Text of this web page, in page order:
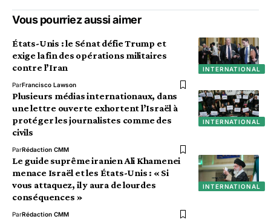
Vous pourriez aussi aimer
INTERNATIONAL
États-Unis : le Sénat défie Trump et
exige la fin des opérations militaires
contre l’Iran
ParFrancisco Lawson
INTERNATIONAL
Plusieurs médias internationaux, dans
une lettre ouverte exhortent l’Israël à
protéger les journalistes comme des
civils
ParRédaction CMM
INTERNATIONAL
Le guide suprême iranien Ali Khamenei
menace Israël et les États-Unis : « Si
vous attaquez, il y aura de lourdes
conséquences »
ParRédaction CMM